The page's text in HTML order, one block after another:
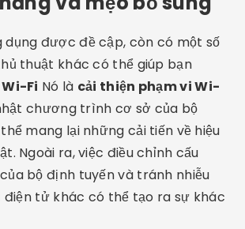
dụng được đề cập, còn có một số
thuật khác có thể giúp bạn
Fi Nó là cải thiện phạm vi Wi-
chương trình cơ sở của bộ
mang lại những cải tiến về hiệu
Ngoài ra, việc điều chỉnh cấu
bộ định tuyến và tránh nhiễu
tử khác có thể tạo ra sự khác